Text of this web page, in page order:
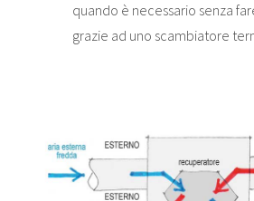
quando è necessario senza
grazie ad uno scambiatore